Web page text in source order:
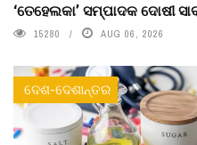
‘ତେହେଲକା’ ସମ୍ପାଦକ ଦୋଷୀ
15280 AUG 06, 2026
ଦେଶ-ଦେଶାନ୍ତର